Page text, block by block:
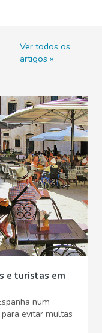
Ver todos os
artigos
e turistas em
num
evitar multas